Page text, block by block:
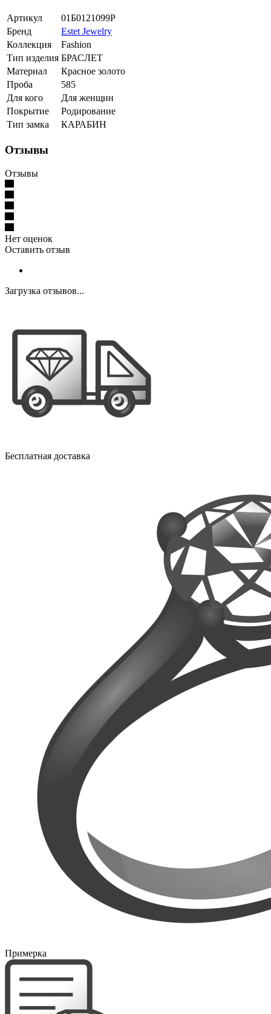
Артикул
01Б0121099Р
Бренд
Estet Jewelry
Коллекция
Fashion
Тип изделия БРАСЛЕТ
Материал
Красное золото
Проба
585
Для кого
Для женщин
Покрытие
Родирование
Тип замка
КАРАБИН
Отзывы
Отзывы
Нет оценок
Оставить отзыв
Загрузка отзывов...
Бесплатная доставка
Примерка